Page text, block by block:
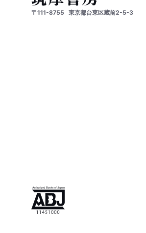
〒111-8755 東京都台東区蔵前2-5-3